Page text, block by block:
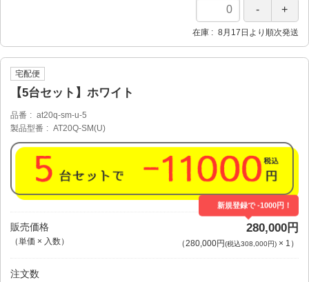
在庫 8月17日より順次発送
宅配便
【5台セット】ホワイト
品番
at20q-sm-u-5
製品型番
AT20Q-SM(U)
販売価格
（単価 × 入数）
新規登録で -1000円！
280,000円
（280,000円(税込308,000円)× 1 ）
注文数